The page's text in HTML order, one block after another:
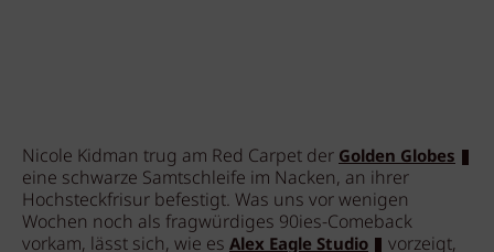
Nicole Kidman trug am Red Carpet derGolden Globes
eine schwarze Samtschleife im Nacken, an ihrer
Hochsteckfrisur befestigt. Was uns vor wenigen
Wochen noch als fragwürdiges 90ies-Comeback
vorkam, lässt sich, wie es Alex Eagle Studio
vorzeigt,